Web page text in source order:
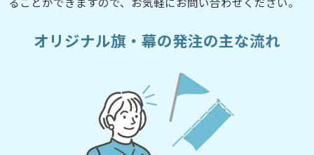
オリジナル旗・幕の発注の主な流れ